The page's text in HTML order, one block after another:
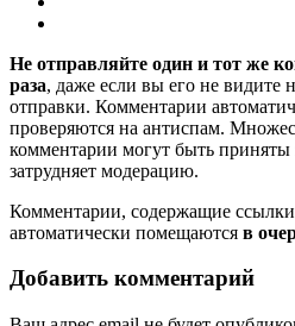
Не отправляйте один и тот же
раза, даже если вы его не видите
отправки. Комментарии
проверяются на антиспам.
комментарии могут быть приняты
затрудняет модерацию.
Комментарии, содержащие
автоматически помещаются в
Добавить комментарий